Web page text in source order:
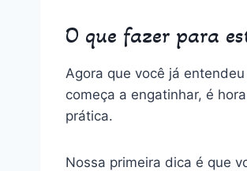
O que fazer para
Agora que você já
começa a engatinhar, é
prática.
Nossa primeira dica é que